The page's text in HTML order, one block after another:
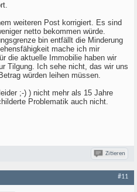
weiteren Post korrigiert. Es sind
netto bekommen würde.
bin entfällt die Minderung
mache ich mir
die aktuelle Immobilie haben wir
Tilgung. Ich sehe nicht, das wir uns
würden leihen müssen.
;-) ) nicht mehr als 15 Jahre
Problematik auch nicht.
Zitieren
#11